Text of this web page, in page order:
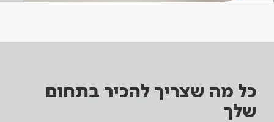
כל מה שצריך להכיר בתחום
שלך